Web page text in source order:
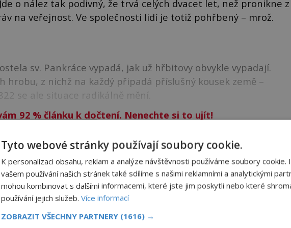
o nález tak podivný, že trvá celých dvacet let, než pronikne z
na veřejnost. Ve společnosti lidí je totiž pohřbený – mrož.
sv. Pankráce vypadá, jak už hřbitovy obvykle vypadají.
hrobu, z nichž na každý připadá příslušný kousek země –
se ale situace radikálně mění.
92 %článku k dočtení. Nenechte si to ujít!
hrobu?
na hřbitově?
do rakve?
mezi lidskými?
Tyto webové stránky používají soubory cookie.
K personalizaci obsahu, reklam a analýze návštěvnosti používáme soubory cookie.
vašem používání našich stránek také sdílíme s našimi reklamními a analytickými
mohou kombinovat s dalšími informacemi, které jste jim poskytli nebo které
používání jejich služeb. Více informací
ZOBRAZIT VŠECHNY PARTNERY (1616) →